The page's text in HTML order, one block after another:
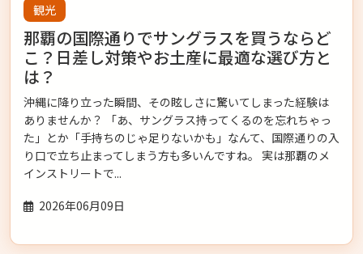
観光
那覇の国際通りでサングラスを買うならど
こ？日差し対策やお土産に最適な選び方と
は？
沖縄に降り立った瞬間、その眩しさに驚いてしまった経験は
ありませんか？ 「あ、サングラス持ってくるのを忘れちゃっ
た」とか「手持ちのじゃ足りないかも」なんて、国際通りの入
り口で立ち止まってしまう方も多いんですね。 実は那覇のメ
インストリートで...
2026年06月09日